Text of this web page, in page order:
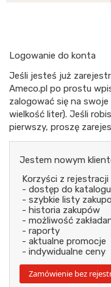
Logowanie do konta
Jeśli jesteś już
Ameco.pl po prostu
zalogować się na
wielkość liter). Jeśli
pierwszy, proszę
Jestem nowym
Korzyści z rejestracji
- dostęp do
- szybkie listy
- historia zakupów
- możliwość
- raporty
- aktualne promocje
- indywidualne ceny